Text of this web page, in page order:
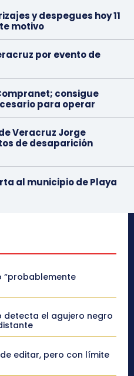
y despegues hoy 11
motivo
por evento de
consigue
para operar
Veracruz Jorge
de desaparición
al municipio de Playa
“probablemente
detecta el agujero negro
editar, pero con límite